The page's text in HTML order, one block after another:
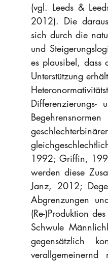
(vgl. Leeds &
2012). Die
sich durch die
und
es plausibel, dass
Unterstützung
Differenzierungs-
1992; Griffin,
werden diese
Janz, 2012;
Abgrenzungen
(Re-)Produktion
Schwule
gegensätzlich